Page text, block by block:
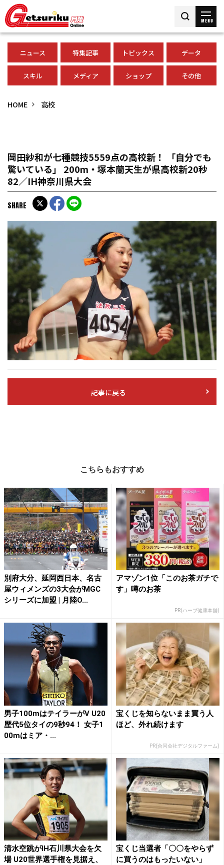
MENU
ニュース 特集記事 トピックス データ
スキル メディア ショップ その他
HOME 高校
岡田紗和が七種競技5559点の高校新！ 「自分でも
驚いている」 200m・塚本蘭天生が県高校新20秒
82／IH神奈川県大会
SHARE
記事に戻る
こちらもおすすめ
別府大分、延岡西日本、名古
屋ウィメンズの3大会がMGC
シリーズに加盟 | 月陸O...
アマゾン1位「このお茶ガチで
す」噂のお茶
PR(ハーブ健康本舗)
男子100mはテイラーがV U20
歴代5位タイの9秒94！ 女子1
00mはミア・...
宝くじを知らないまま買う人
ほど、外れ続けます
PR(合同会社デジタルファーム)
清水空跳がIH石川県大会を欠
場 U20世界選手権を見据え、
宝くじ当選者「〇〇をやらず
に買うのはもったいない」